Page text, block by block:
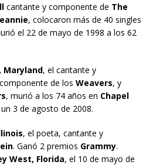
cantante y componente de The
, colocaron más de 40 singles
el 22 de mayo de 1998 a los 62
Maryland, el cantante y
componente de los Weavers, y
, murió a los 74 años en Chapel
3 de agosto de 2008.
, el poeta, cantante y
. Ganó 2 premios Grammy.
West, Florida, el 10 de mayo de